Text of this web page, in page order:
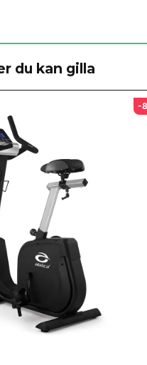
du kan gilla
-